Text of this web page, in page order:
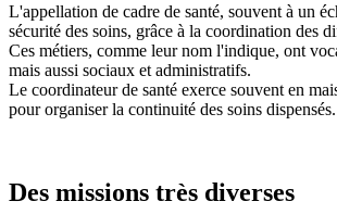
L'appellation de cadre de santé, souvent à un
sécurité des soins, grâce à la coordination des
Ces métiers, comme leur nom l'indique, ont
mais aussi sociaux et administratifs.
Le coordinateur de santé exerce souvent en
pour organiser la continuité des soins dispensés.
Des missions très diverses